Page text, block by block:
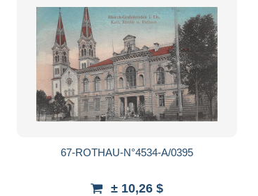
67-ROTHAU-N°4534-A/0395
± 10,26 $